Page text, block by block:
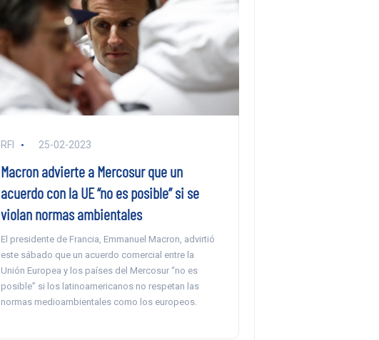
RFI 25-02-2023
Macron advierte a Mercosur que un
acuerdo con la UE “no es posible” si se
violan normas ambientales
El presidente de Francia, Emmanuel Macron, advirtió
este sábado que un acuerdo comercial entre la
Unión Europea y los países del Mercosur “no es
posible” si los latinoamericanos no respetan las
normas medioambientales como los europeos.